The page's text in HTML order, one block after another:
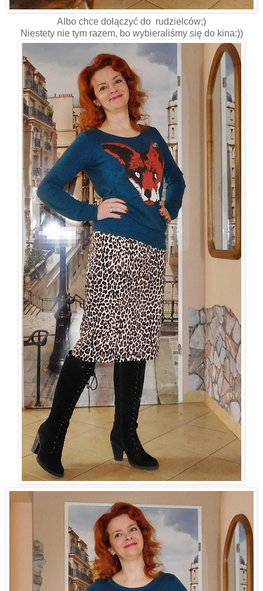
Albo chce dołączyć do rudzielców;)
Niestety nie tym razem, bo wybieraliśmy się do kina:))